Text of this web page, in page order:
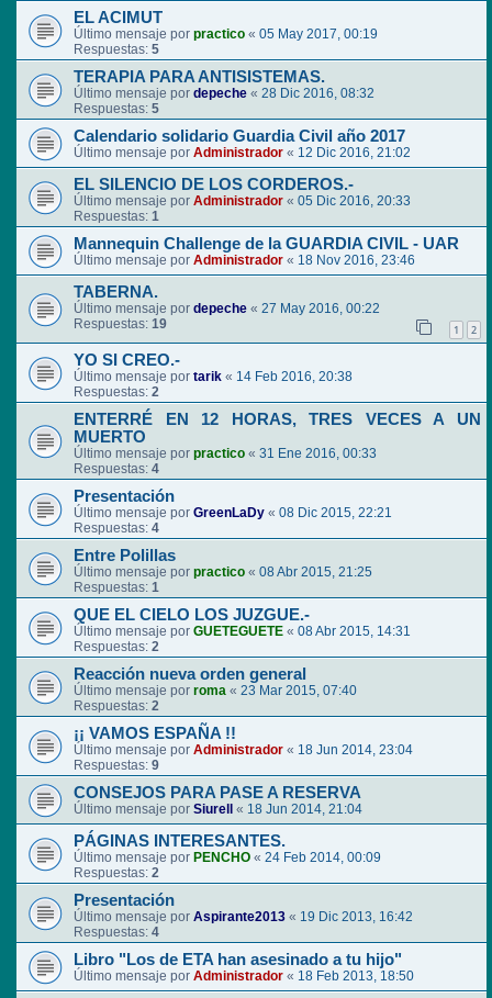
EL ACIMUT
Último mensaje por practico « 05 May 2017, 00:19
Respuestas: 5
TERAPIA PARA ANTISISTEMAS.
Último mensaje por depeche « 28 Dic 2016, 08:32
Respuestas: 5
Calendario solidario Guardia Civil año 2017
Último mensaje por Administrador « 12 Dic 2016, 21:02
EL SILENCIO DE LOS CORDEROS.-
Último mensaje por Administrador « 05 Dic 2016, 20:33
Respuestas: 1
Mannequin Challenge de la GUARDIA CIVIL - UAR
Último mensaje por Administrador « 18 Nov 2016, 23:46
TABERNA.
Último mensaje por depeche « 27 May 2016, 00:22
Respuestas: 19 1 2
YO SI CREO.-
Último mensaje por tarik « 14 Feb 2016, 20:38
Respuestas: 2
ENTERRÉ EN 12 HORAS, TRES VECES A UN
MUERTO
Último mensaje por practico « 31 Ene 2016, 00:33
Respuestas: 4
Presentación
Último mensaje por GreenLaDy « 08 Dic 2015, 22:21
Respuestas: 4
Entre Polillas
Último mensaje por practico « 08 Abr 2015, 21:25
Respuestas: 1
QUE EL CIELO LOS JUZGUE.-
Último mensaje por GUETEGUETE « 08 Abr 2015, 14:31
Respuestas: 2
Reacción nueva orden general
Último mensaje por roma « 23 Mar 2015, 07:40
Respuestas: 2
¡¡ VAMOS ESPAÑA !!
Último mensaje por Administrador « 18 Jun 2014, 23:04
Respuestas: 9
CONSEJOS PARA PASE A RESERVA
Último mensaje por Siurell « 18 Jun 2014, 21:04
PÁGINAS INTERESANTES.
Último mensaje por PENCHO « 24 Feb 2014, 00:09
Respuestas: 2
Presentación
Último mensaje por Aspirante2013 « 19 Dic 2013, 16:42
Respuestas: 4
Libro "Los de ETA han asesinado a tu hijo"
Último mensaje por Administrador « 18 Feb 2013, 18:50